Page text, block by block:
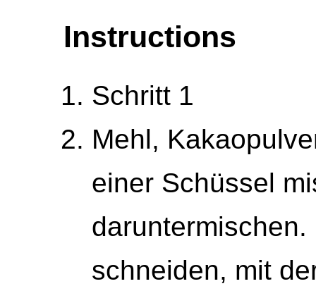
Instructions
Schritt 1
Mehl,
einer Schüssel
schneiden, mit